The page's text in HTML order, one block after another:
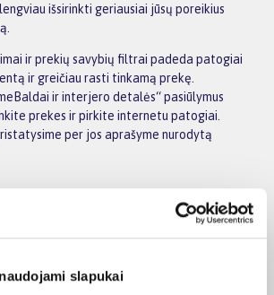
slapukai
išsirinkti geriausiai jūsų poreikius
ir prekių savybių filtrai padeda patogiai
ir greičiau rasti tinkamą prekę.
ir interjero detalės“ pasiūlymus
prekes ir pirkite internetu patogiai.
per jos aprašyme nurodytą